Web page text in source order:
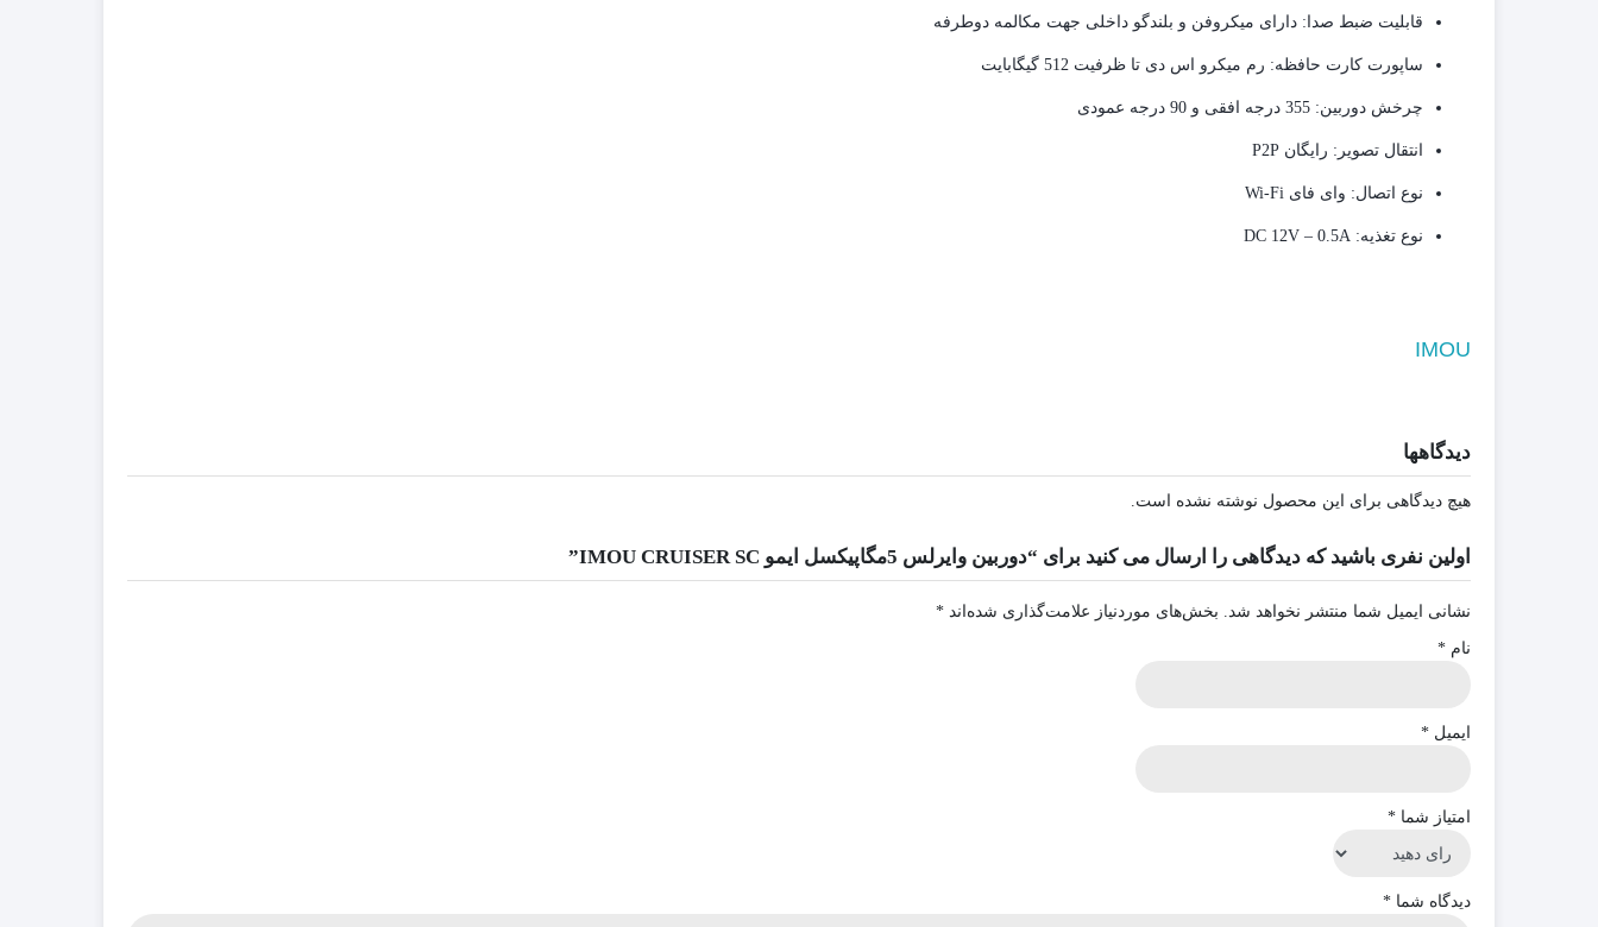
قابلیت ضبط صدا: دارای میکروفن و بلندگو داخلی جهت مکالمه دوطرفه
ساپورت کارت حافظه: رم میکرو اس دی تا ظرفیت 512 گیگابایت
چرخش دوربین:
انتقال تصویر: رایگان P2P
نوع اتصال: وای فای Wi-Fi
نوع تغذیه:
IMOU
دیدگاهها
هیچ دیدگاهی برای این محصول نوشته نشده است.
اولین نفری باشید که دیدگاهی را ارسال می کنید برای “دوربین وایرلس 5مگاپیکسل ایمو IMOU CRUISER SC”
نشانی ایمیل شما منتشر نخواهد شد. بخش‌های موردنیاز علامت‌گذاری شده‌اند *
نام *
ایمیل *
امتیاز شما *
دیدگاه شما *